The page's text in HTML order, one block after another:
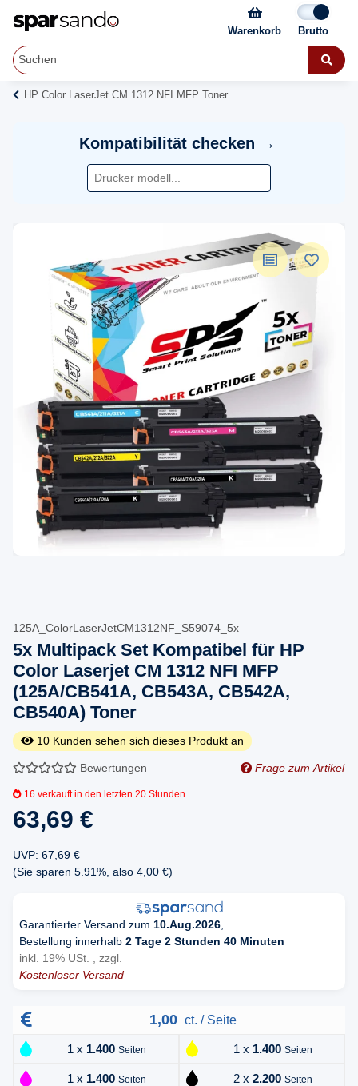
Warenkorb
HP Color LaserJet CM 1312 NFI MFP Toner
Kompatibilität checken →
125A_ColorLaserJetCM1312NF_S59074_5x
5x Multipack Set Kompatibel für HP
Color Laserjet CM 1312 NFI MFP
(125A/CB541A, CB543A, CB542A,
CB540A) Toner
10 Kunden sehen sich dieses Produkt an
Bewertungen Frage zum Artikel
16 verkauft in den letzten 20 Stunden
63,69 €
UVP: 67,69 €
(Sie sparen 5.91% , also 4,00 €)
Garantierter Versand zum 10.Aug.2026
Bestellung innerhalb 2 Tage 2 Stunden 40 Minuten
inkl. 19% USt. , zzgl.
Kostenloser Versand
1,00 ct. / Seite
1 x 1.400 Seiten 1 x 1.400 Seiten
1 x 1.400 Seiten 2 x 2.200 Seiten